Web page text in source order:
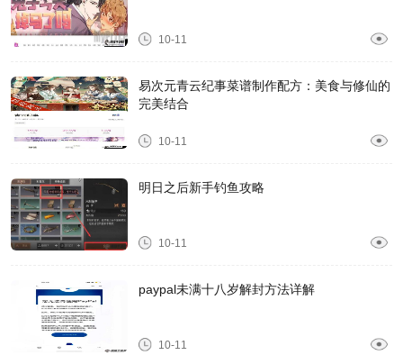
10-11
易次元青云纪事菜谱制作配方：美食与修仙的
完美结合
10-11
明日之后新手钓鱼攻略
10-11
paypal未满十八岁解封方法详解
10-11